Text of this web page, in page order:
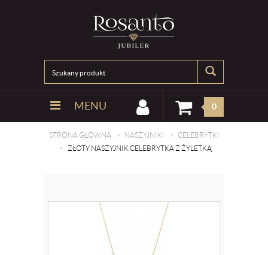
MENU 0
STRONA GŁÓWNA NASZYJNIKI
CELEBRYTKI
ZŁOTY NASZYJNIK CELEBRYTKA Z ŻYLETKĄ